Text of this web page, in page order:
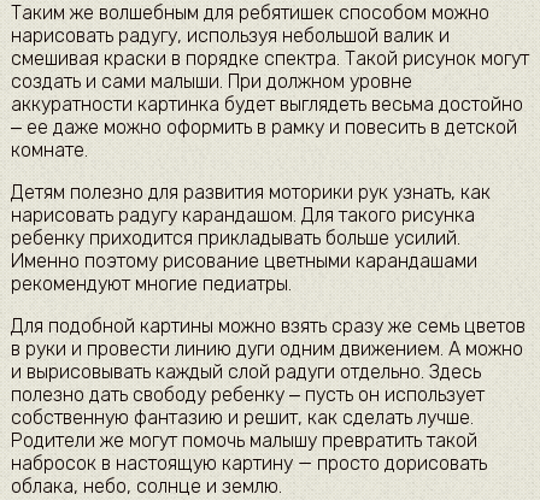
Таким же волшебным для ребятишек способом можно
нарисовать радугу, используя небольшой валик и
смешивая краски в порядке спектра. Такой рисунок могут
создать и сами малыши. При должном уровне
аккуратности картинка будет выглядеть весьма достойно
‒ ее даже можно оформить в рамку и повесить в детской
комнате.
Детям полезно для развития моторики рук узнать, как
нарисовать радугу карандашом. Для такого рисунка
ребенку приходится прикладывать больше усилий.
Именно поэтому рисование цветными карандашами
рекомендуют многие педиатры.
Для подобной картины можно взять сразу же семь цветов
в руки и провести линию дуги одним движением. А можно
и вырисовывать каждый слой радуги отдельно. Здесь
полезно дать свободу ребенку ‒ пусть он использует
собственную фантазию и решит, как сделать лучше.
Родители же могут помочь малышу превратить такой
набросок в настоящую картину — просто дорисовать
облака, небо, солнце и землю.